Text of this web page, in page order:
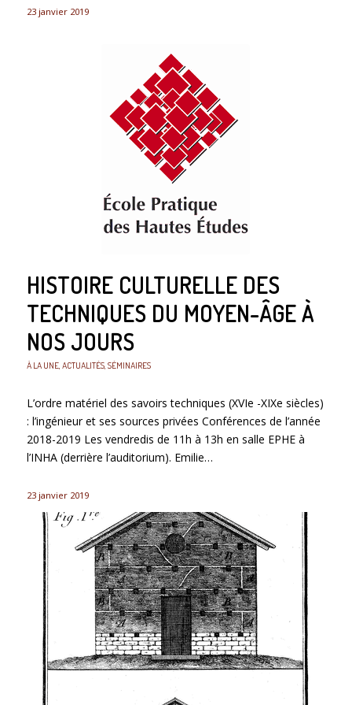
23 janvier 2019
HISTOIRE CULTURELLE DES
TECHNIQUES DU MOYEN-ÂGE À
NOS JOURS
À LA UNE, ACTUALITÉS, SÉMINAIRES
L’ordre matériel des savoirs techniques (XVIe -XIXe siècles)
: l’ingénieur et ses sources privées Conférences de l’année
2018-2019 Les vendredis de 11h à 13h en salle EPHE à
l’INHA (derrière l’auditorium). Emilie…
23 janvier 2019